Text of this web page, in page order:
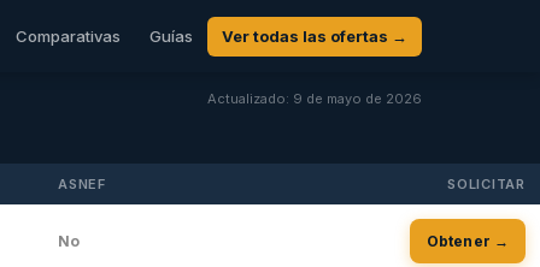
Comparativas Guías Ver todas las ofertas →
Actualizado: 9 de mayo de 2026
ASNEF SOLICITAR
No Obtener →